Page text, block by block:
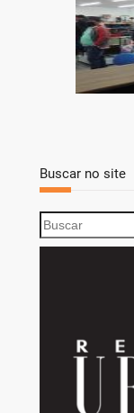
Buscar no site
S
e